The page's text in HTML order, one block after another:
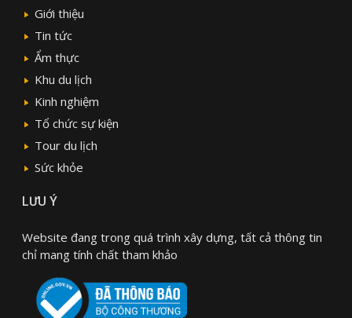
Giới thiệu
Tin tức
Ẩm thực
Khu du lịch
Kinh nghiệm
Tổ chức sự kiện
Tour du lịch
Sức khỏe
LƯU Ý
Website đang trong quá trình xây dựng, tất cả thông tin
chỉ mang tính chất tham khảo